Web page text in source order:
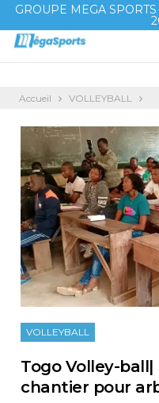
GROUPE MEGA
Accueil VOLLEYBALL
VOLLEYBALL
Togo Volley-
chantier pour